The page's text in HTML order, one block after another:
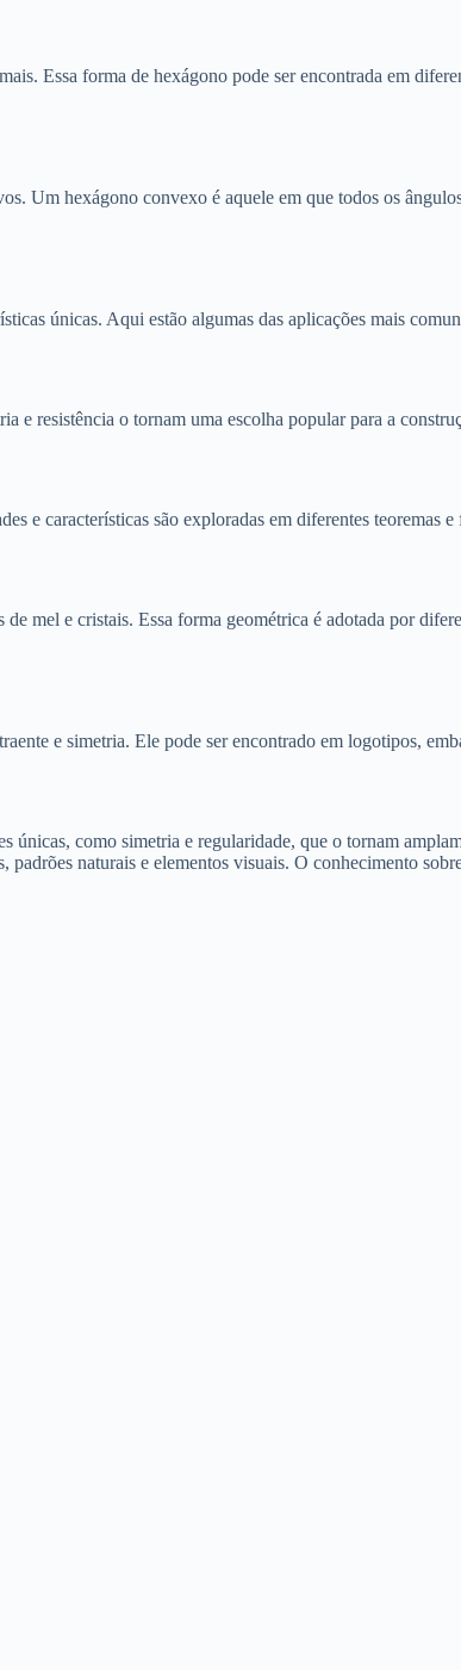
Essa forma de hexágono pode ser encontrada em
Um hexágono convexo é aquele em que todos os
únicas. Aqui estão algumas das aplicações mais
resistência o tornam uma escolha popular para a
e características são exploradas em diferentes teoremas
mel e cristais. Essa forma geométrica é adotada por
e simetria. Ele pode ser encontrado em logotipos,
como simetria e regularidade, que o tornam
naturais e elementos visuais. O conhecimento